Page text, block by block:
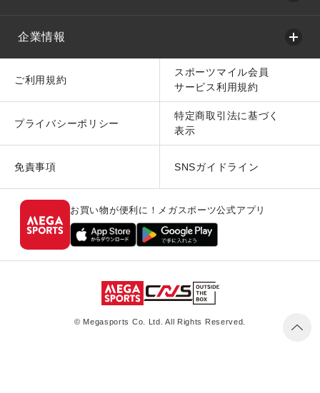
企業情報
ご利用規約
スポーツマイル会員
サービス利用規約
プライバシーポリシー
特定商取引法に基づく
表示
免責事項 SNSガイドライン
お買い物が便利に！メガスポーツ公式アプリ
© Megasports Co. Ltd. All Rights Reserved.